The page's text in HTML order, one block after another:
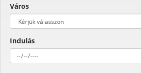
Város
Indulás